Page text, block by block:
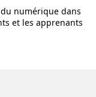
numérique dans
et les apprenants